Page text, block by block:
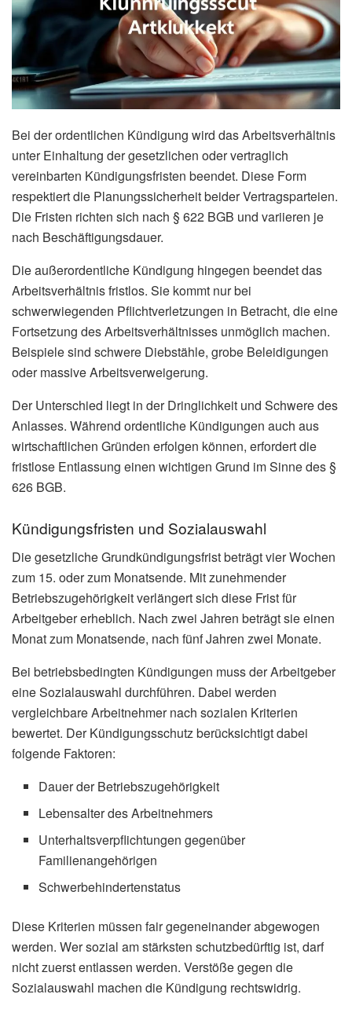
Bei der ordentlichen Kündigung wird das Arbeitsverhältnis
unter Einhaltung der gesetzlichen oder vertraglich
vereinbarten Kündigungsfristen beendet. Diese Form
respektiert die Planungssicherheit beider Vertragsparteien.
Die Fristen richten sich nach § 622 BGB und variieren je
nach Beschäftigungsdauer.
Die außerordentliche Kündigung hingegen beendet das
Arbeitsverhältnis fristlos. Sie kommt nur bei
schwerwiegenden Pflichtverletzungen in Betracht, die eine
Fortsetzung des Arbeitsverhältnisses unmöglich machen.
Beispiele sind schwere Diebstähle, grobe Beleidigungen
oder massive Arbeitsverweigerung.
Der Unterschied liegt in der Dringlichkeit und Schwere des
Anlasses. Während ordentliche Kündigungen auch aus
wirtschaftlichen Gründen erfolgen können, erfordert die
fristlose Entlassung einen wichtigen Grund im Sinne des §
626 BGB.
Kündigungsfristen und Sozialauswahl
Die gesetzliche Grundkündigungsfrist beträgt vier Wochen
zum 15. oder zum Monatsende. Mit zunehmender
Betriebszugehörigkeit verlängert sich diese Frist für
Arbeitgeber erheblich. Nach zwei Jahren beträgt sie einen
Monat zum Monatsende, nach fünf Jahren zwei Monate.
Bei betriebsbedingten Kündigungen muss der Arbeitgeber
eine Sozialauswahl durchführen. Dabei werden
vergleichbare Arbeitnehmer nach sozialen Kriterien
bewertet. Der Kündigungsschutz berücksichtigt dabei
folgende Faktoren:
Dauer der Betriebszugehörigkeit
Lebensalter des Arbeitnehmers
Unterhaltsverpflichtungen gegenüber
Familienangehörigen
Schwerbehindertenstatus
Diese Kriterien müssen fair gegeneinander abgewogen
werden. Wer sozial am stärksten schutzbedürftig ist, darf
nicht zuerst entlassen werden. Verstöße gegen die
Sozialauswahl machen die Kündigung rechtswidrig.